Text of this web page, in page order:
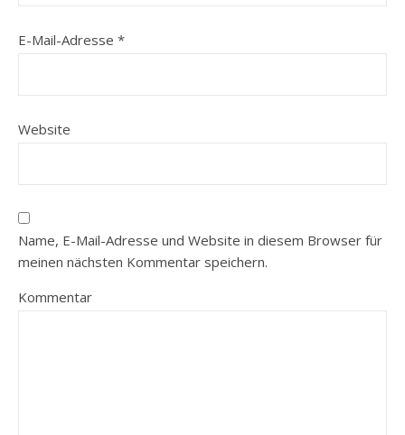
E-Mail-Adresse *
Website
Name, E-Mail-Adresse und Website in diesem Browser für
meinen nächsten Kommentar speichern.
Kommentar